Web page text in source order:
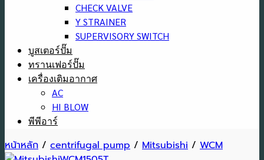
CHECK VALVE
Y STRAINER
SUPERVISORY SWITCH
บูสเตอร์ปั๊ม
ทรานเฟอร์ปั๊ม
เครื่องเติมอากาศ
AC
HI BLOW
พีพีอาร์
หน้าหลัก / centrifugal pump / Mitsubishi / WCM